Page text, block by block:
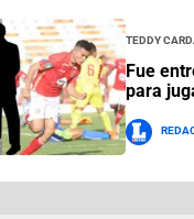
Teddy
Fue
para